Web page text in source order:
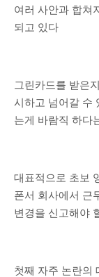
여러 사안과 합쳐
되고 있다
그린카드를 받은
시하고 넘어갈 수
는게 바람직 하다
대표적으로 초보
폰서 회사에서 근
변경을 신고해야
첫째 자주 논란의